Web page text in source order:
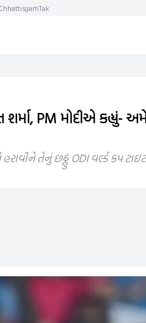
PM મોદીએ કહ્યું-
તેનું છઠ્ઠું ODI વર્લ્ડ કપ